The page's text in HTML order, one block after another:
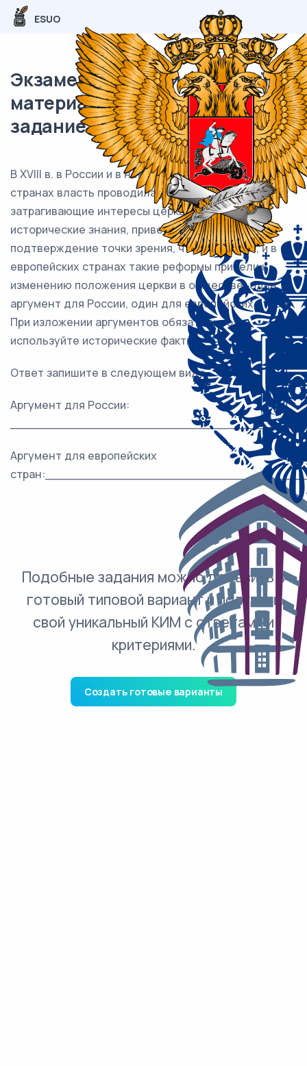
ESUO
Экзаменационный (типовой)
материал ЕГЭ / История / 21
задание (24) / 54
В XVIII в. в России и в некоторых европейских
странах власть проводила реформы,
затрагивающие интересы церкви. Используя
исторические знания, приведите аргументы в
подтверждение точки зрения, что и в России, и в
европейских странах такие реформы привели к
изменению положения церкви в обществе: один
аргумент для России, один для европейских стран.
При изложении аргументов обязательно
используйте исторические факты.
Ответ запишите в следующем виде.
Аргумент для России:
Аргумент для европейских
Подобные задания можно добавить в
готовый типовой вариант и получить
свой уникальный КИМ с ответами и
критериями.
Создать готовые варианты